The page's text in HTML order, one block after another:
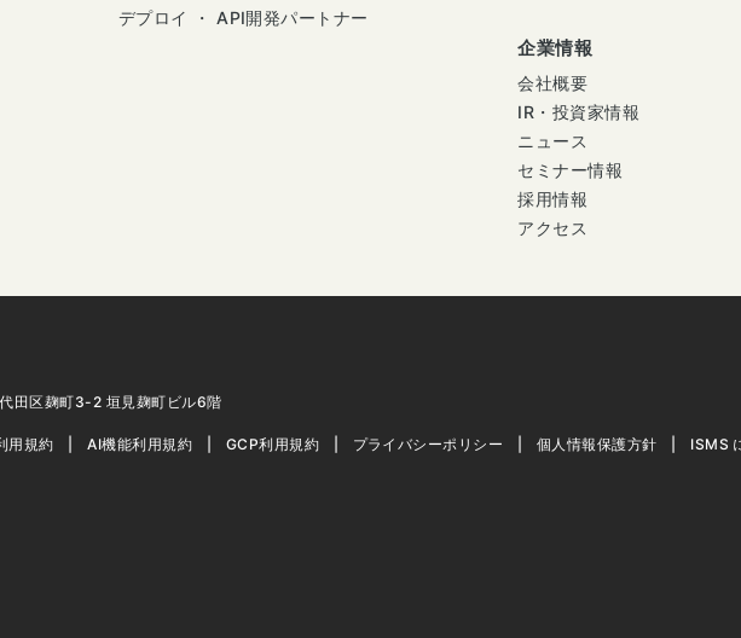
デプロイ ・ API開発パートナー
企業情報
会社概要
IR・投資家情報
ニュース
セミナー情報
採用情報
アクセス
田区麹町3-2 垣見麹町ビル6階
用規約 AI機能利用規約 GCP利用規約 プライバシーポリシー 個人情報保護方針 ISMS